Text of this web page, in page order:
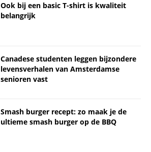
Ook bij een basic T-shirt is kwaliteit
belangrijk
Canadese studenten leggen bijzondere
levensverhalen van Amsterdamse
senioren vast
Smash burger recept: zo maak je de
ultieme smash burger op de BBQ